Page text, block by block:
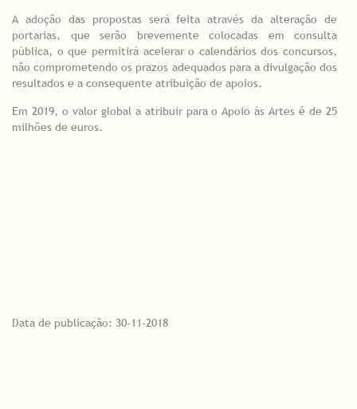
A adoção das propostas será feita através da alteração de
portarias, que serão brevemente colocadas em consulta
pública, o que permitirá acelerar o calendários dos concursos,
não comprometendo os prazos adequados para a divulgação dos
resultados e a consequente atribuição de apoios.
Em 2019, o valor global a atribuir para o Apoio às Artes é de 25
milhões de euros.
Data de publicação: 30-11-2018